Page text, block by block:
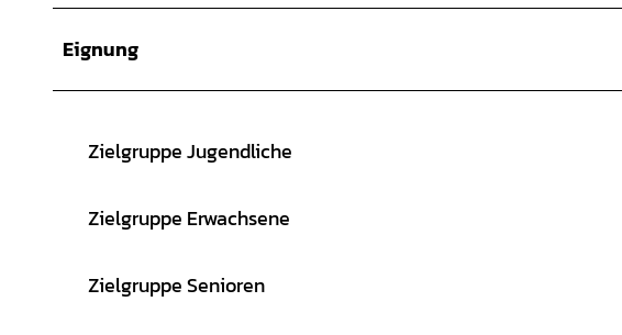
Eignung
Zielgruppe Jugendliche
Zielgruppe Erwachsene
Zielgruppe Senioren